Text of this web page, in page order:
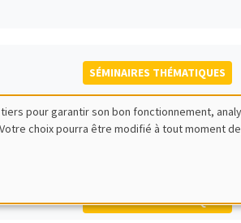
SÉMINAIRES THÉMATIQUES
TBA
SÉMINAIRES THÉMATIQUES
pour garantir son bon fonctionnement,
choix pourra être modifié à tout moment